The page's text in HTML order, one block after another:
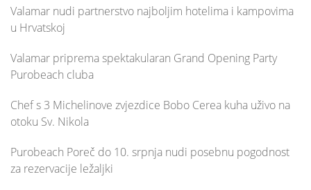
Valamar nudi partnerstvo najboljim hotelima i kampovima
u Hrvatskoj
Valamar priprema spektakularan Grand Opening Party
Purobeach cluba
Chef s 3 Michelinove zvjezdice Bobo Cerea kuha uživo na
otoku Sv. Nikola
Purobeach Poreč do 10. srpnja nudi posebnu pogodnost
za rezervacije ležaljki